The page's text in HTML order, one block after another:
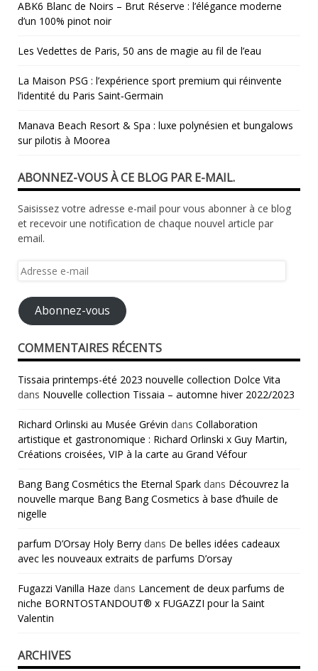
ABK6 Blanc de Noirs – Brut Réserve : l’élégance moderne
d’un 100% pinot noir
Les Vedettes de Paris, 50 ans de magie au fil de l’eau
La Maison PSG : l’expérience sport premium qui réinvente
l’identité du Paris Saint‑Germain
Manava Beach Resort & Spa : luxe polynésien et bungalows
sur pilotis à Moorea
ABONNEZ-VOUS À CE BLOG PAR E-MAIL.
Saisissez votre adresse e-mail pour vous abonner à ce blog
et recevoir une notification de chaque nouvel article par
email.
Adresse
mail
Abonnez-vous
COMMENTAIRES RÉCENTS
Tissaia printemps-été 2023 nouvelle collection Dolce Vita
dans Nouvelle collection Tissaia – automne hiver 2022/2023
Richard Orlinski au Musée Grévin dans Collaboration
artistique et gastronomique : Richard Orlinski x Guy Martin,
Créations croisées, VIP à la carte au Grand Véfour
Bang Bang Cosmétics the Eternal Spark dans Découvrez la
nouvelle marque Bang Bang Cosmetics à base d’huile de
nigelle
parfum D’Orsay Holy Berry dans De belles idées cadeaux
avec les nouveaux extraits de parfums D’orsay
Fugazzi Vanilla Haze dans Lancement de deux parfums de
niche BORNTOSTANDOUT® x FUGAZZI pour la Saint
Valentin
ARCHIVES